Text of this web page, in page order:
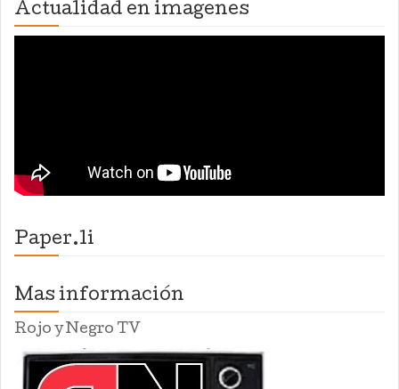
Actualidad en imagenes
Paper.li
Mas información
Rojo y Negro TV